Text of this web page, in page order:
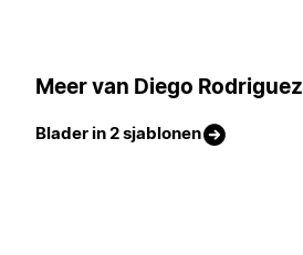
Meer van Diego Rodriguez
Blader in 2 sjablonen